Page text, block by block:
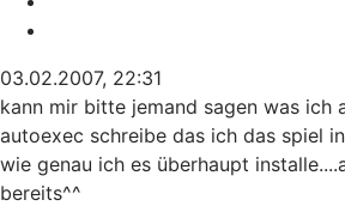
03.02.2007, 22:31
kann mir bitte jemand sagen was ich
autoexec schreibe das ich das spiel
wie genau ich es überhaupt
bereits^^